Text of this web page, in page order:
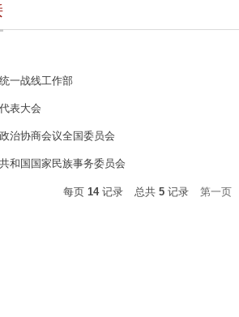
一战线工作部
表大会
治协商会议全国委员会
和国国家民族事务委员会
每页 14记录 总共 5 记录 第一页